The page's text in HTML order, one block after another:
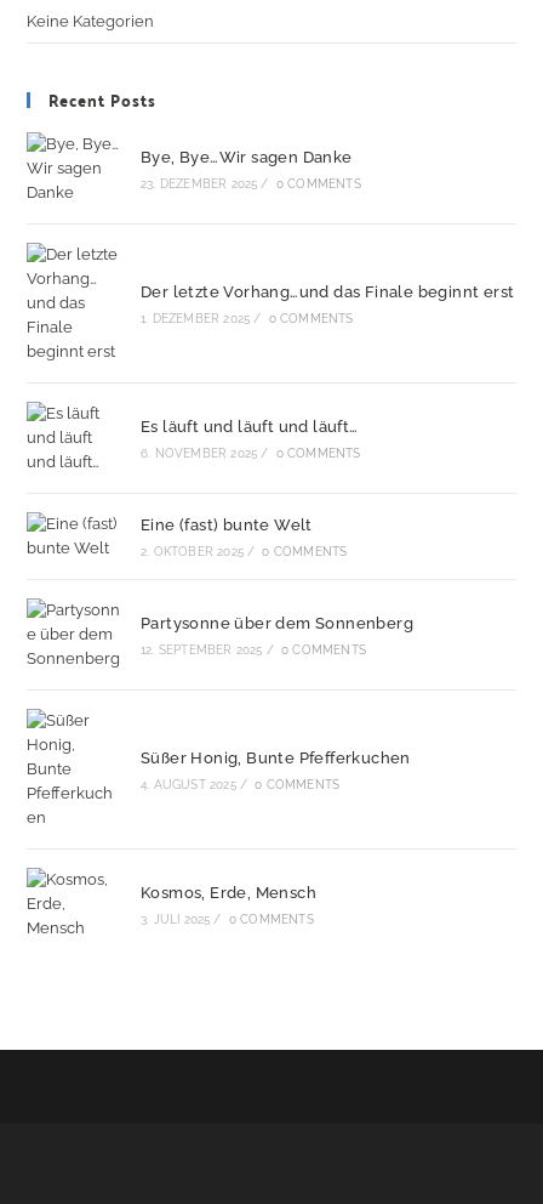
Keine Kategorien
Recent Posts
Bye, Bye…Wir sagen Danke
23. DEZEMBER 2025 / 0 COMMENTS
Der letzte Vorhang…und das Finale beginnt erst
1. DEZEMBER 2025 / 0 COMMENTS
Es läuft und läuft und läuft…
6. NOVEMBER 2025 / 0 COMMENTS
Eine (fast) bunte Welt
2. OKTOBER 2025 / 0 COMMENTS
Partysonne über dem Sonnenberg
12. SEPTEMBER 2025 / 0 COMMENTS
Süßer Honig, Bunte Pfefferkuchen
4. AUGUST 2025 / 0 COMMENTS
Kosmos, Erde, Mensch
3. JULI 2025 / 0 COMMENTS